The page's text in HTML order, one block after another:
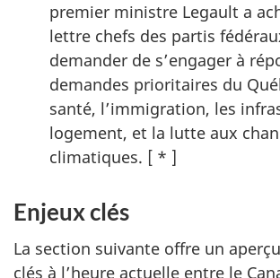
premier ministre Legault a
lettre chefs des partis
demander de s’engager à
demandes prioritaires du
santé, l’immigration, les
logement, et la lutte aux
climatiques. [ * ]
Enjeux clés
La section suivante offre un
clés à l’heure actuelle entre le